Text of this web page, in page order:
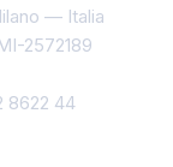
— Italia
2572189
8622 44